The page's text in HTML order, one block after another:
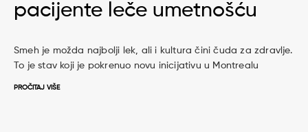
pacijente leče umetnošću
Smeh je možda najbolji lek, ali i kultura čini čuda za zdravlje.
To je stav koji je pokrenuo novu inicijativu u Montrealu
PROČITAJ VIŠE